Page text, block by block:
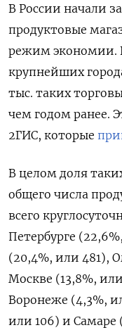
В России начали
продуктовые
режим экономии.
крупнейших
тыс. таких
чем годом ранее.
2ГИС, которые
В целом доля
общего числа
всего
Петербурге
(20,4%, или 481),
Москве (13,8%,
Воронеже (4,3%,
или 106) и Самаре